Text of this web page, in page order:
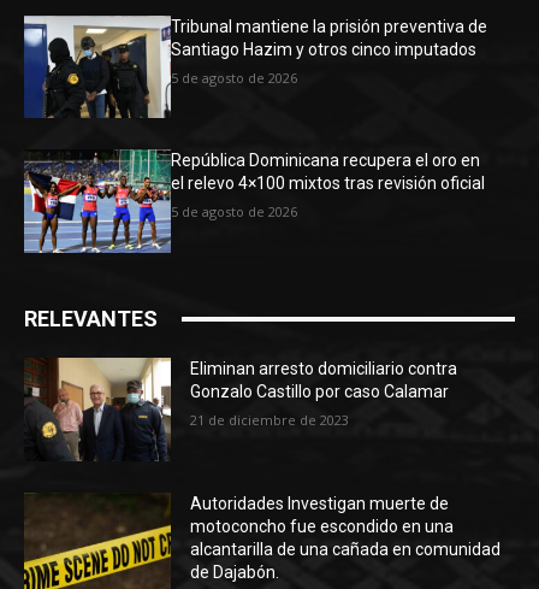
Tribunal mantiene la prisión preventiva de
Santiago Hazim y otros cinco imputados
5 de agosto de 2026
República Dominicana recupera el oro en
el relevo 4×100 mixtos tras revisión oficial
5 de agosto de 2026
RELEVANTES
Eliminan arresto domiciliario contra
Gonzalo Castillo por caso Calamar
21 de diciembre de 2023
Autoridades Investigan muerte de
motoconcho fue escondido en una
alcantarilla de una cañada en comunidad
de Dajabón.